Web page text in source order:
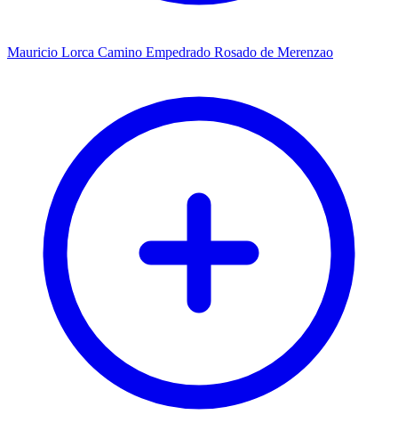
Mauricio Lorca Camino Empedrado Rosado de Merenzao